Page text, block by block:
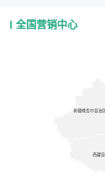
全国营销中心